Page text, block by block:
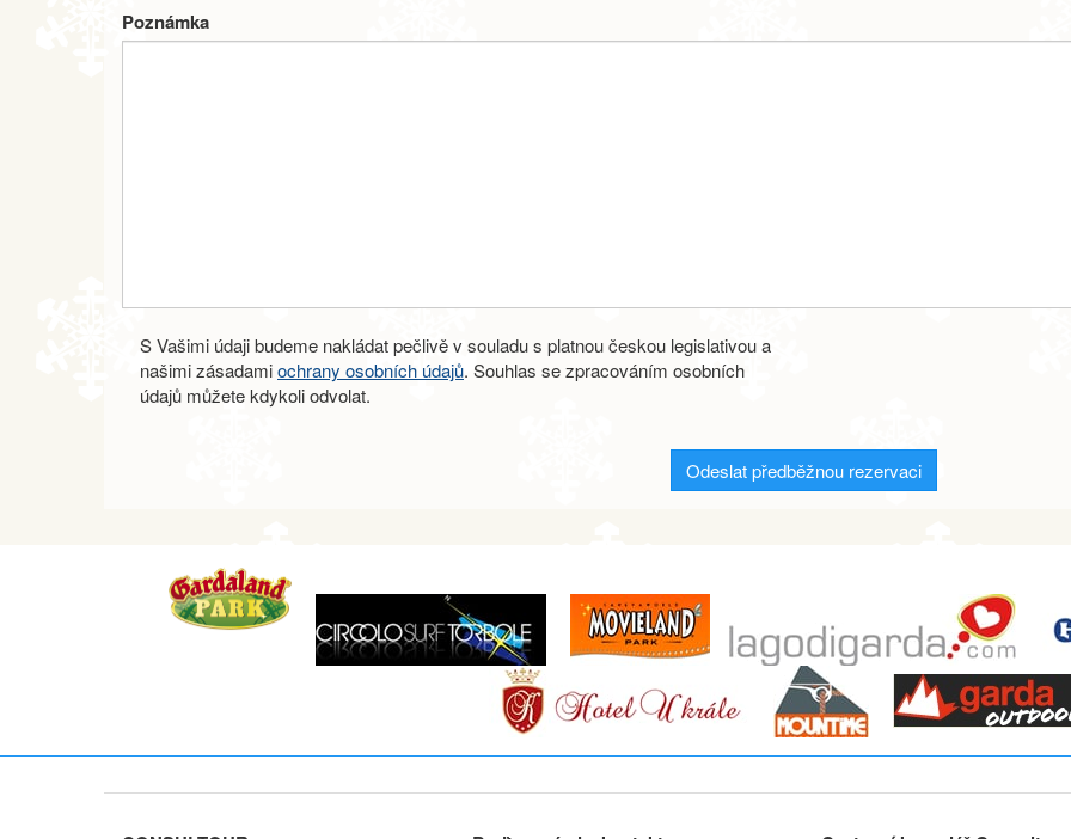
Poznámka
S Vašimi údaji budeme nakládat pečlivě v souladu s platnou českou legislativou a
našimi zásadamiochrany osobních údajů. Souhlas se zpracováním osobních
údajů můžete kdykoli odvolat.
Odeslat předběžnou rezervaci